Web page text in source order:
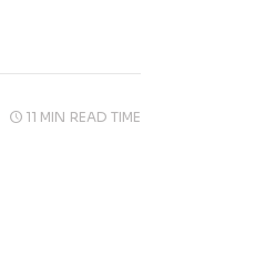
11 MIN READ TIME